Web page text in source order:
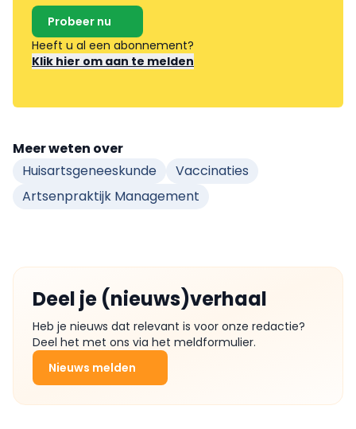
Probeer nu
Heeft u al een abonnement?
Klik hier om aan te melden
Meer weten over
Huisartsgeneeskunde
Vaccinaties
Artsenpraktijk Management
Deel je (nieuws)verhaal
Heb je nieuws dat relevant is voor onze redactie?
Deel het met ons via het meldformulier.
Nieuws melden